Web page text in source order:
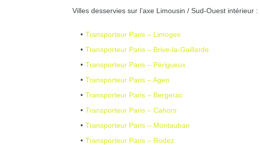
Villes desservies sur l’axe Limousin / Sud-Ouest intérieur :
Transporteur Paris – Limoges
Transporteur Paris – Brive-la-Gaillarde
Transporteur Paris – Périgueux
Transporteur Paris – Agen
Transporteur Paris – Bergerac
Transporteur Paris – Cahors
Transporteur Paris – Montauban
Transporteur Paris – Rodez